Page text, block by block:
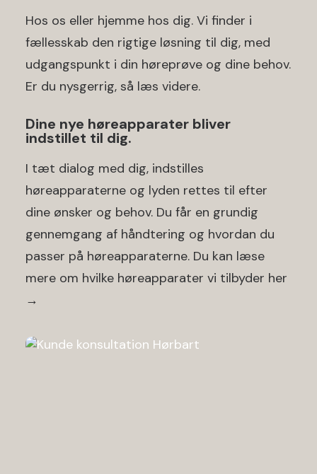
Hos os eller hjemme hos dig. Vi finder i
fællesskab den rigtige løsning til dig, med
udgangspunkt i din høreprøve og dine behov.
Er du nysgerrig, så læs videre.
Dine nye høreapparater bliver
indstillet til dig.
I tæt dialog med dig, indstilles
høreapparaterne og lyden rettes til efter
dine ønsker og behov. Du får en grundig
gennemgang af håndtering og hvordan du
passer på høreapparaterne. Du kan læse
mere om hvilke høreapparater vi tilbyder her
→